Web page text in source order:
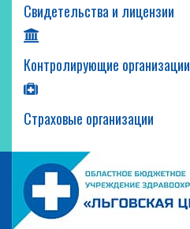
Свидетельства и лицензии
Контролирующие организации
Страховые организации